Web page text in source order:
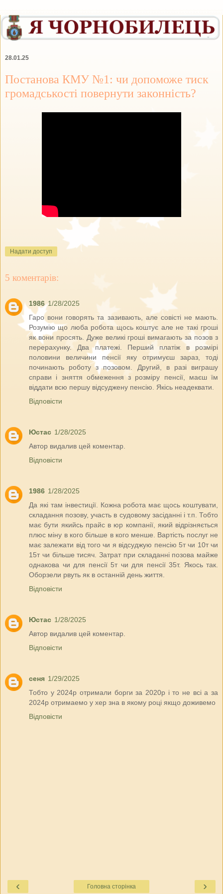
28.01.25
Постанова КМУ №1: чи допоможе тиск
громадськості повернути законність?
Надати доступ
5 коментарів:
1986 1/28/2025
Гаро вони говорять та зазивають, але совісті не мають.
Розумію що люба робота щось коштує але не такі гроші
як вони просять. Дуже великі гроші вимагають за позов з
перерахунку. Два платежі. Перший платіж в розмірі
половини величини пенсії яку отримуєш зараз, тоді
починають роботу з позовом. Другий, в разі виграшу
справи і зняття обмеження з розміру пенсії, маєш їм
віддати всю першу відсуджену пенсію. Якісь неадеквати.
Відповісти
Юстас 1/28/2025
Автор видалив цей коментар.
Відповісти
1986 1/28/2025
Да які там інвестиції. Кожна робота має щось коштувати,
складання позову, участь в судовому засіданні і т.п. Тобто
має бути якийсь прайс в юр компанії, який відрізняється
плюс міну в кого більше в кого менше. Вартість послуг не
має залежати від того чи я відсуджую пенсію 5т чи 10т чи
15т чи більше тисяч. Затрат при складанні позова майже
однакова чи для пенсії 5т чи для пенсії 35т. Якось так.
Оборзели рвуть як в останній день життя.
Відповісти
Юстас 1/28/2025
Автор видалив цей коментар.
Відповісти
сеня 1/29/2025
Тобто у 2024р отримали борги за 2020р і то не всі а за
2024р отримаемо у хер зна в якому році якщо доживемо
Відповісти
‹ ›
Головна сторінка